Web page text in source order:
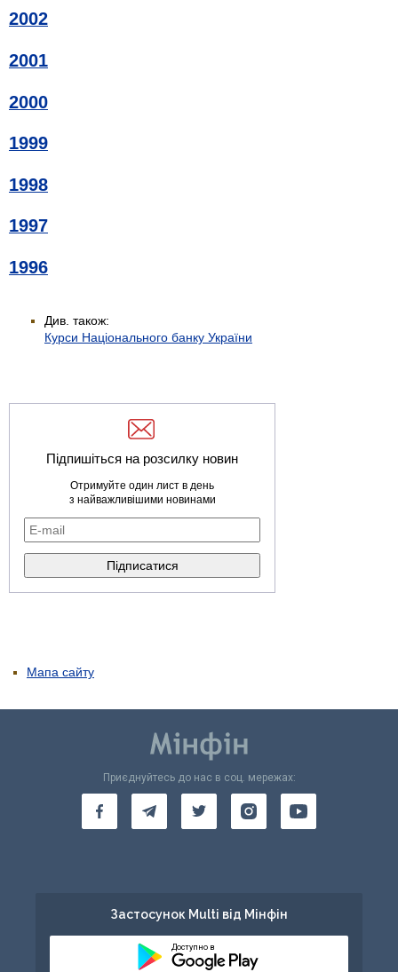
2002
2001
2000
1999
1998
1997
1996
Див. також:
Курси Національного банку України
Підпишіться на розсилку новин
Отримуйте один лист в день
з найважливішими новинами
Мапа сайту
Приєднуйтесь до нас в соц. мережах:
Застосунок Multi від Мінфін
Доступно в